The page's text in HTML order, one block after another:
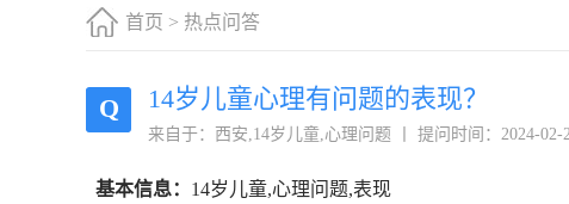
首页 > 热点问答
Q 14岁儿童心理有问题的表现？
来自于：西安,14岁儿童,心理问题 丨 提问时间：2024-02-
基本信息： 14岁儿童,心理问题,表现